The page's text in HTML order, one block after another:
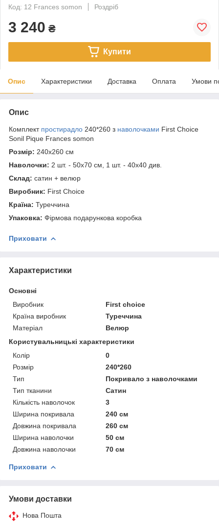
Код: 12 Frances somon
Роздріб
3 240 ₴
Купити
Опис Характеристики Доставка Оплата Умови
Опис
Комплект простирадло 240*260 з наволочками First Choice
Sonil Pique Frances somon
Розмір: 240x260 см
Наволочки: 2 шт. - 50х70 см, 1 шт. - 40х40 див.
Склад: сатин + велюр
Виробник: First Choice
Країна: Туреччина
Упаковка: Фірмова подарункова коробка
Приховати
Характеристики
Основні
Виробник
First choice
Країна виробник
Туреччина
Матеріал
Велюр
Користувальницькі характеристики
Колір
0
Розмір
240*260
Тип
Покривало з наволочками
Тип тканини
Сатин
Кількість наволочок
3
Ширина покривала
240 см
Довжина покривала
260 см
Ширина наволочки
50 см
Довжина наволочки
70 см
Приховати
Умови доставки
Нова Пошта